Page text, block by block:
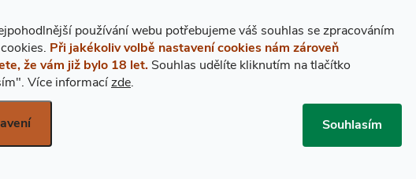
používání webu potřebujeme váš souhlas se zpracováním
Při jakékoliv volbě nastavení cookies nám zároveň
že vám již bylo 18 let. Souhlas udělíte kliknutím na tlačítko
Více informacízde.
Souhlasím
melasy. Tento způsob výroby dává agricole rumu specifický charakter,
ze…
(alembik) je starodávné relativně jednoduché destilační zařízení,
zhotovené z mědi nebo ze skla. Původně se kromě destilace alkoholických